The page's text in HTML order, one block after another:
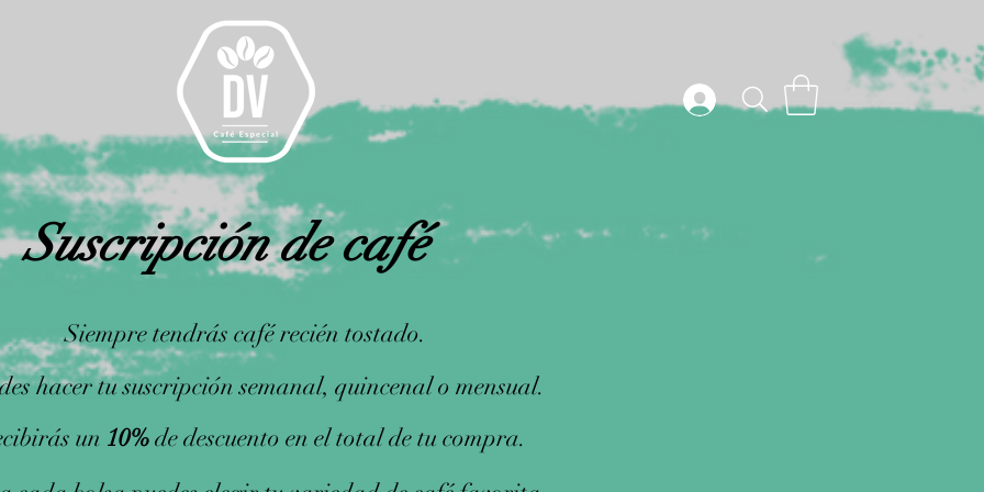
Suscripción de café
Siempre tendrás café recién tostado.
hacer tu suscripción semanal, quincenal o mensual.
un 10%de descuento en el total de tu compra.